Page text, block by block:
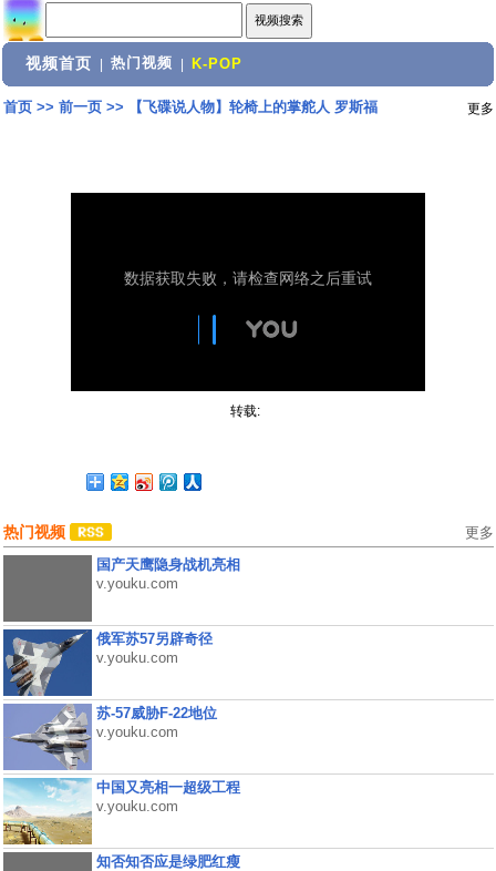
视频首页 热门视频 K-POP
首页>> 前一页>> 【飞碟说人物】轮椅上的掌舵人 罗斯福 更多
转载:
热门视频 更多
国产天鹰隐身战机亮相
v.youku.com
俄军苏57另辟奇径
v.youku.com
苏-57威胁F-22地位
v.youku.com
中国又亮相一超级工程
v.youku.com
知否知否应是绿肥红瘦